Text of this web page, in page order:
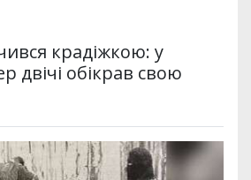
крадіжкою: у
двічі обікрав свою